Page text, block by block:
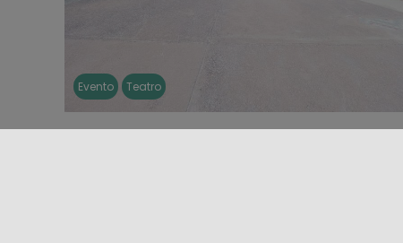
Evento Teatro